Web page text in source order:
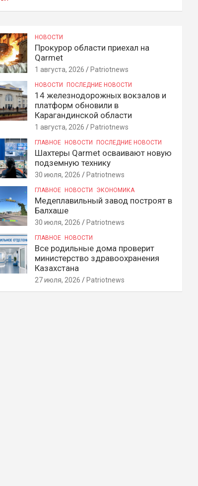
НОВОСТИ
Прокурор области приехал на
Qarmet
1 августа, 2026 Patriotnews
НОВОСТИ ПОСЛЕДНИЕ НОВОСТИ
14 железнодорожных вокзалов и
платформ обновили в
Карагандинской области
1 августа, 2026 Patriotnews
ГЛАВНОЕ НОВОСТИ ПОСЛЕДНИЕ НОВОСТИ
Шахтеры Qarmet осваивают новую
подземную технику
30 июля, 2026 Patriotnews
ГЛАВНОЕ НОВОСТИ ЭКОНОМИКА
Медеплавильный завод построят в
Балхаше
30 июля, 2026 Patriotnews
ГЛАВНОЕ НОВОСТИ
Все родильные дома проверит
министерство здравоохранения
Казахстана
27 июля, 2026 Patriotnews